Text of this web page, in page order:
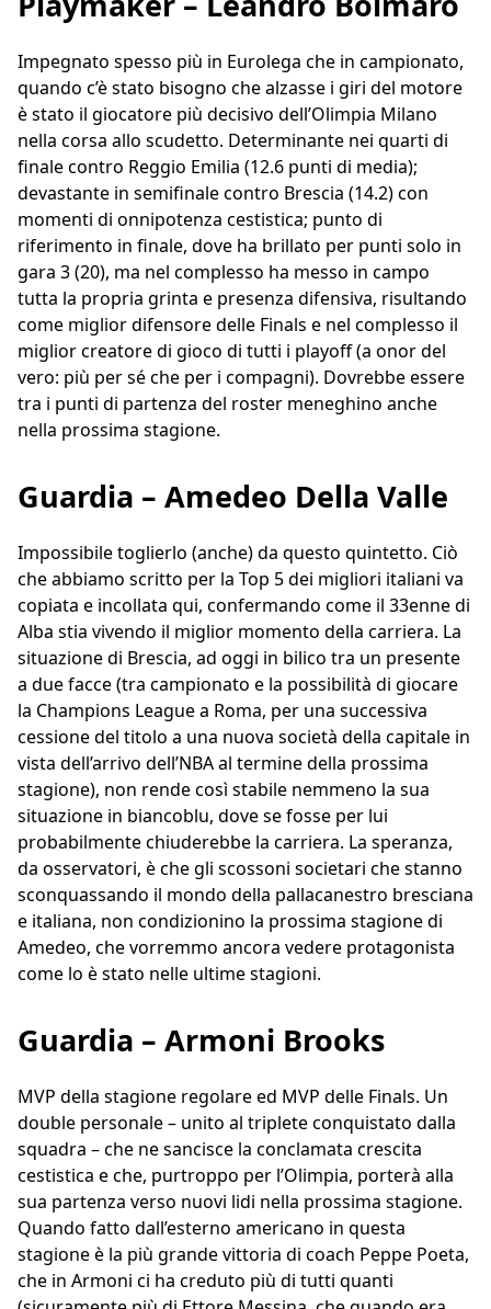
Impegnato spesso più in Eurolega che in campionato,
quando c’è stato bisogno che alzasse i giri del motore
è stato il giocatore più decisivo dell’Olimpia Milano
nella corsa allo scudetto. Determinante nei quarti di
finale contro Reggio Emilia (12.6 punti di media);
devastante in semifinale contro Brescia (14.2) con
momenti di onnipotenza cestistica; punto di
riferimento in finale, dove ha brillato per punti solo in
gara 3 (20), ma nel complesso ha messo in campo
tutta la propria grinta e presenza difensiva, risultando
come miglior difensore delle Finals e nel complesso il
miglior creatore di gioco di tutti i playoff (a onor del
vero: più per sé che per i compagni). Dovrebbe essere
tra i punti di partenza del roster meneghino anche
nella prossima stagione.
Guardia – Amedeo Della Valle
Impossibile toglierlo (anche) da questo quintetto. Ciò
che abbiamo scritto per la Top 5 dei migliori italiani va
copiata e incollata qui, confermando come il 33enne di
Alba stia vivendo il miglior momento della carriera. La
situazione di Brescia, ad oggi in bilico tra un presente
a due facce (tra campionato e la possibilità di giocare
la Champions League a Roma, per una successiva
cessione del titolo a una nuova società della capitale in
vista dell’arrivo dell’NBA al termine della prossima
stagione), non rende così stabile nemmeno la sua
situazione in biancoblu, dove se fosse per lui
probabilmente chiuderebbe la carriera. La speranza,
da osservatori, è che gli scossoni societari che stanno
sconquassando il mondo della pallacanestro bresciana
e italiana, non condizionino la prossima stagione di
Amedeo, che vorremmo ancora vedere protagonista
come lo è stato nelle ultime stagioni.
Guardia – Armoni Brooks
MVP della stagione regolare ed MVP delle Finals. Un
double personale – unito al triplete conquistato dalla
squadra – che ne sancisce la conclamata crescita
cestistica e che, purtroppo per l’Olimpia, porterà alla
sua partenza verso nuovi lidi nella prossima stagione.
Quando fatto dall’esterno americano in questa
stagione è la più grande vittoria di coach Peppe Poeta,
che in Armoni ci ha creduto più di tutti quanti